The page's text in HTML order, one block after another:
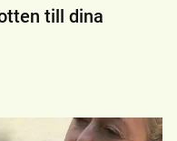
till dina